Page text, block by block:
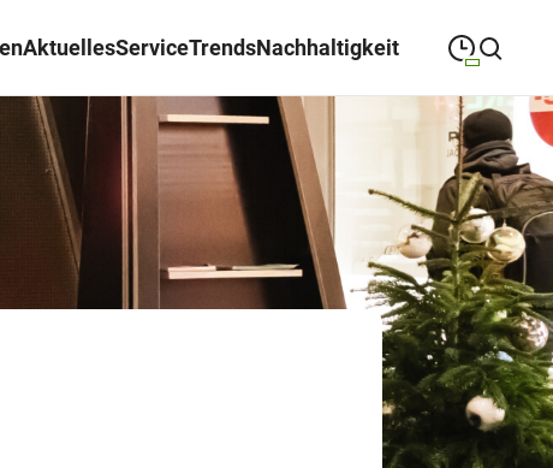
AktuellesServiceTrendsNachhaltigkeit
Suche schließenMontag
MONTAG —19:00
Dienstag
DIENSTAG 09:00 —19:00
Mittwoch
MITTWOCH 09:00—19:00
09:00—19:00
09:00—19:00
09:00—